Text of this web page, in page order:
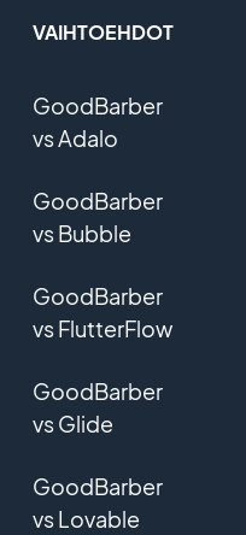
VAIHTOEHDOT
GoodBarber
vs Adalo
GoodBarber
vs Bubble
GoodBarber
vs FlutterFlow
GoodBarber
vs Glide
GoodBarber
vs Lovable